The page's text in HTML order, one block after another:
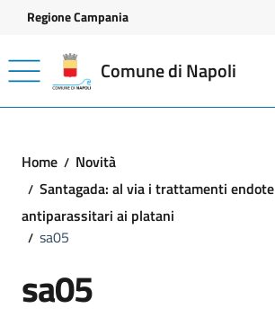
Vai ai contenuti
Vai al footer
Regione Campania
Comune di Napoli
Home
Novità
Santagada: al via i trattamenti
antiparassitari ai platani
sa05
sa05